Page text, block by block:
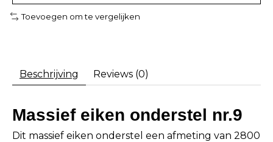
Toevoegen om te vergelijken
Beschrijving Reviews (0)
Massief eiken onderstel nr.9
Dit massief eiken onderstel een afmeting van 2800